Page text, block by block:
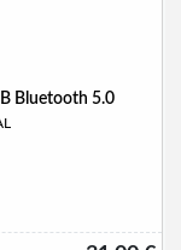
Bluetooth 5.0